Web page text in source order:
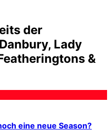
der
Lady
&
eine neue Season?